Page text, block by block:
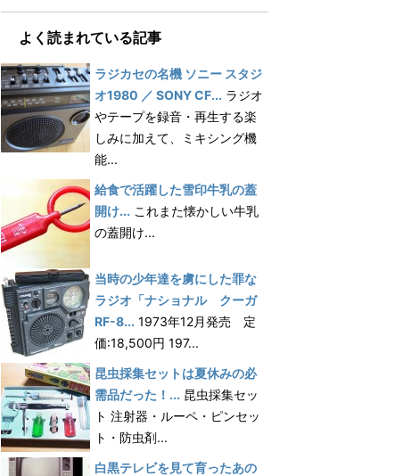
よく読まれている記事
ラジカセの名機 ソニー スタジ
オ1980 ／ SONY CF... ラジオ
やテープを録音・再生する楽
しみに加えて、ミキシング機
能...
給食で活躍した雪印牛乳の蓋
開け... これまた懐かしい牛乳
の蓋開け...
当時の少年達を虜にした罪な
ラジオ「ナショナル クーガ
RF-8... 1973年12月発売 定
価:18,500円 197...
昆虫採集セットは夏休みの必
需品だった！... 昆虫採集セッ
ト 注射器・ルーペ・ピンセッ
ト・防虫剤...
白黒テレビを見て育ったあの